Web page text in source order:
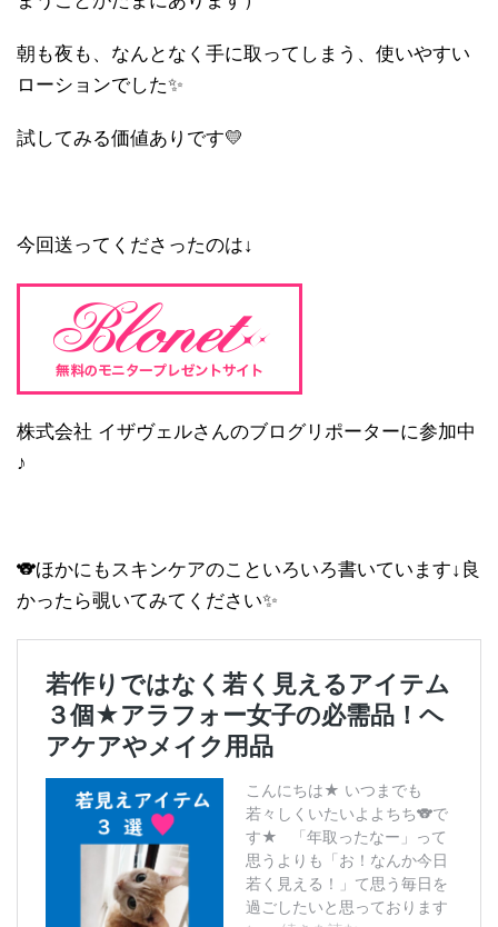
朝も夜も、なんとなく手に取ってしまう、使いやすい
ローションでした✨
試してみる価値ありです💛
今回送ってくださったのは↓
株式会社 イザヴェルさんのブログリポーターに参加中
♪
🐨ほかにもスキンケアのこといろいろ書いています↓良
かったら覗いてみてください✨